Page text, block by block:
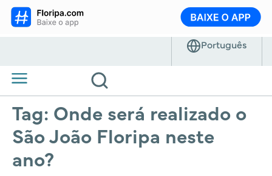
Tag: Onde será realizado o
São João Floripa neste
ano?